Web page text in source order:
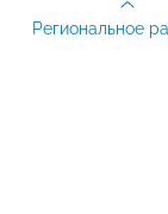
Региональное